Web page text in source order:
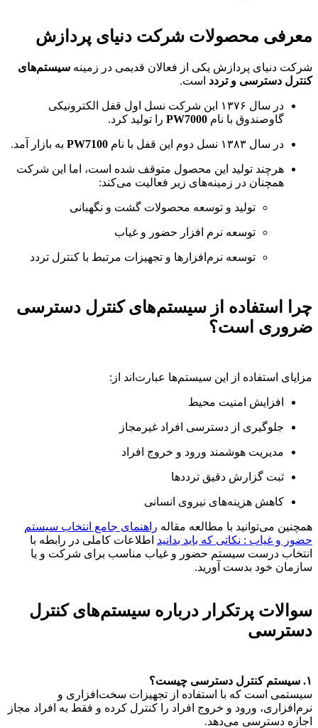
معرفی محصولات شرکت دنیای پردازش
شرکت دنیای پردازش یکی از فعالان قدیمی در زمینه سیستم‌های
کنترل دسترسی و تردد است.
در سال ۱۳۷۶ این شرکت نسل اول قفل الکترونیکی
گاوصندوق با نام PW7000 را تولید کرد.
در سال ۱۳۸۳ نسل دوم این قفل با نام PW7100 به بازار آمد.
هرچند تولید این محصول متوقف شده است، اما این شرکت
همچنان در زمینه‌های زیر فعالیت می‌کند:
تولید و توسعه محصولات گشت و نگهبانی
توسعه نرم افزار حضور و غیاب
توسعه نرم‌افزارها و تجهیزات مرتبط با کنترل تردد
چرا استفاده از سیستم‌های کنترل دسترسی
ضروری است؟
مزایای استفاده از این سیستم‌ها عبارت‌اند از:
افزایش امنیت محیط
جلوگیری از دسترسی افراد غیرمجاز
مدیریت هوشمند ورود و خروج افراد
ثبت گزارش دقیق ترددها
کاهش هزینه‌های نیروی انسانی
همچنین می‌توانید با مطالعه مقاله راهنمای جامع انتخاب سیستم
حضور و غیاب : نکاتی که باید بدانید اطلاعات کاملی در رابطه با
انتخاب درست سیستم حضور و غیاب مناسب برای شرکت و یا
سازمان خود بدست آورید.
سوالات پرتکرار درباره سیستم‌های کنترل
دسترسی
۱. سیستم کنترل دسترسی چیست؟
سیستمی است که با استفاده از تجهیزات سخت‌افزاری و
نرم‌افزاری، ورود و خروج افراد را کنترل کرده و فقط به افراد مجاز
اجازه دسترسی می‌دهد.